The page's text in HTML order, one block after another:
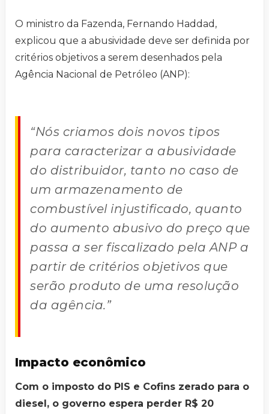
O ministro da Fazenda, Fernando Haddad,
explicou que a abusividade deve ser definida por
critérios objetivos a serem desenhados pela
Agência Nacional de Petróleo (ANP):
“Nós criamos dois novos tipos
para caracterizar a abusividade
do distribuidor, tanto no caso de
um armazenamento de
combustível injustificado, quanto
do aumento abusivo do preço que
passa a ser fiscalizado pela ANP a
partir de critérios objetivos que
serão produto de uma resolução
da agência.”
Impacto econômico
Com o imposto do PIS e Cofins zerado para o
diesel, o governo espera perder R$ 20